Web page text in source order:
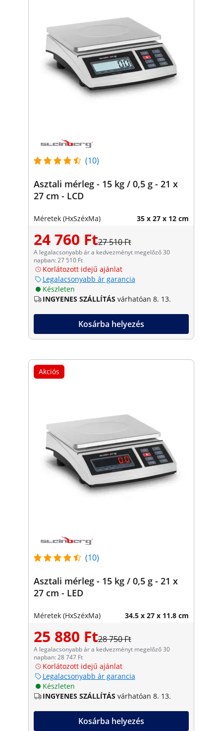
(10)
Asztali mérleg - 15 kg / 0,5 g - 21 x
27 cm - LCD
Méretek (HxSzéxMa) 35 x 27 x 12 cm
24 760 Ft27 510 Ft
A legalacsonyabb ár a kedvezményt megelőző 30
napban: 27 510 Ft
Korlátozott idejű ajánlat
Legalacsonyabb ár garancia
Készleten
INGYENES SZÁLLÍTÁS várhatóan 8. 13.
Kosárba helyezés
Akciós
(10)
Asztali mérleg - 15 kg / 0,5 g - 21 x
27 cm - LED
Méretek (HxSzéxMa) 34.5 x 27 x 11.8 cm
25 880 Ft28 750 Ft
A legalacsonyabb ár a kedvezményt megelőző 30
napban: 28 747 Ft
Korlátozott idejű ajánlat
Legalacsonyabb ár garancia
Készleten
INGYENES SZÁLLÍTÁS várhatóan 8. 13.
Kosárba helyezés